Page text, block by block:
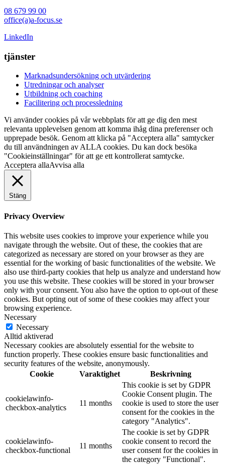
08 679 99 00
office(a)a-focus.se
LinkedIn
tjänster
Marknadsundersökning och utvärdering
Utredningar och analyser
Utbildning och coaching
Facilitering och processledning
Vi använder cookies på vår webbplats för att ge dig den mest
relevanta upplevelsen genom att komma ihåg dina preferenser och
upprepade besök. Genom att klicka på "Acceptera alla" samtycker
du till användningen av ALLA cookies. Du kan dock besöka
"Cookieinställningar" för att ge ett kontrollerat samtycke.
Acceptera allaAvvisa alla
Stäng
Privacy Overview
This website uses cookies to improve your experience while you
navigate through the website. Out of these, the cookies that are
categorized as necessary are stored on your browser as they are
essential for the working of basic functionalities of the website. We
also use third-party cookies that help us analyze and understand how
you use this website. These cookies will be stored in your browser
only with your consent. You also have the option to opt-out of these
cookies. But opting out of some of these cookies may affect your
browsing experience.
Necessary
Necessary
Alltid aktiverad
Necessary cookies are absolutely essential for the website to
function properly. These cookies ensure basic functionalities and
security features of the website, anonymously.
Cookie
Varaktighet Beskrivning
cookielawinfo-
checkbox-analytics
11 months
This cookie is set by GDPR
Cookie Consent plugin. The
cookie is used to store the user
consent for the cookies in the
category "Analytics".
cookielawinfo-
checkbox-functional
11 months
The cookie is set by GDPR
cookie consent to record the
user consent for the cookies in
the category "Functional".